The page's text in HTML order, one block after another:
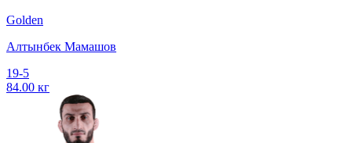
Golden
Алтынбек Мамашов
19-5
84.00 кг